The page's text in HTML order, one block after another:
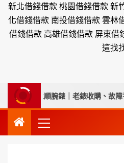
新北借錢借款 桃園借錢借款 新
化借錢借款 南投借錢借款 雲林
借錢借款 高雄借錢借款 屏東借
這找
推薦永順腕錶｜老錶收購、故障手